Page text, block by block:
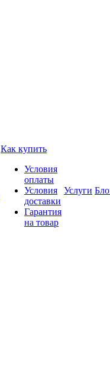
Как купить
Условия
оплаты
Условия
доставки
Гарантия
на товар
Услуги